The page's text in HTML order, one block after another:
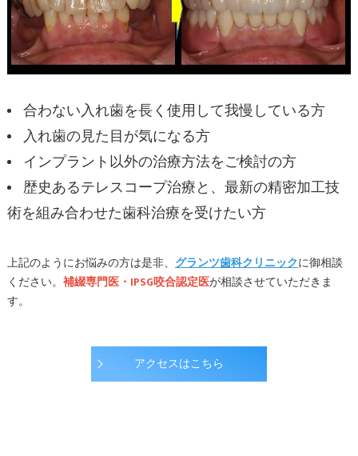
合わない入れ歯を長く使用して我慢している方
入れ歯の見た目が気になる方
インプラント以外の治療方法をご検討の方
歴史あるテレスコープ治療と、最新の精密加工技
術を組み合わせた歯科治療を受けたい方
上記のようにお悩みの方は是非、 グランツ歯科クリニックに御相談
ください。 補綴専門医・IPSG咬合認定医が相談させていただきま
す。
アクセスはこちら